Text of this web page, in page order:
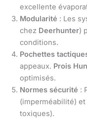
excellente
Modularité : Les
chez Deerhunter)
conditions.
Pochettes
appeaux. Prois
optimisés.
Normes sécurité :
(imperméabilité) et
toxiques).